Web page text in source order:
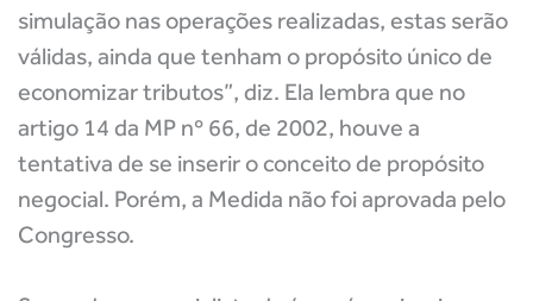
simulação nas operações realizadas, estas serão
válidas, ainda que tenham o propósito único de
economizar tributos”, diz. Ela lembra que no
artigo 14 da MP nº 66, de 2002, houve a
tentativa de se inserir o conceito de propósito
negocial. Porém, a Medida não foi aprovada pelo
Congresso.